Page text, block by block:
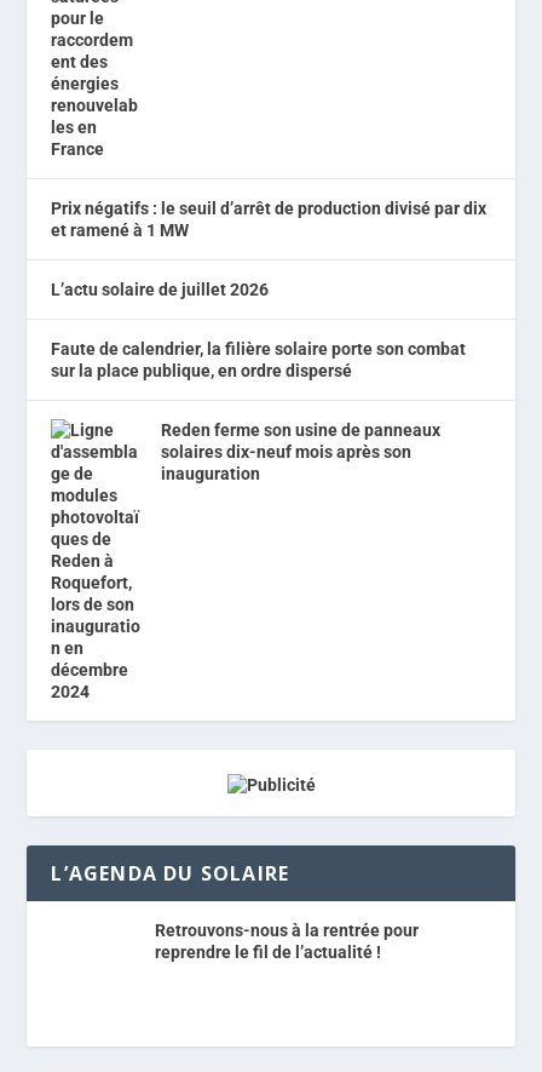
Prix négatifs : le seuil d’arrêt de production divisé par dix
et ramené à 1 MW
L’actu solaire de juillet 2026
Faute de calendrier, la filière solaire porte son combat
sur la place publique, en ordre dispersé
Reden ferme son usine de panneaux
solaires dix-neuf mois après son
inauguration
L’AGENDA DU SOLAIRE
Retrouvons-nous à la rentrée pour
reprendre le fil de l’actualité !